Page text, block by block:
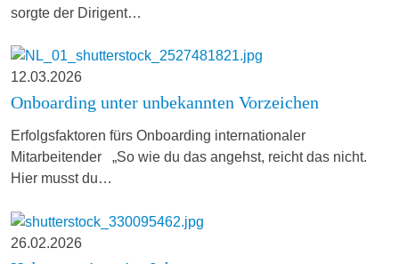
sorgte der Dirigent…
12.03.2026
Onboarding unter unbekannten Vorzeichen
Erfolgsfaktoren fürs Onboarding internationaler
Mitarbeitender „So wie du das angehst, reicht das nicht.
Hier musst du…
26.02.2026